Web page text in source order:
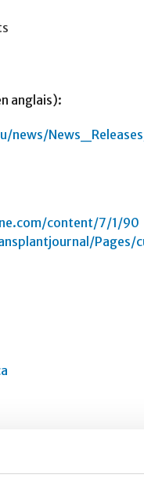
anglais):
news/
content/7/1/90
Pages/